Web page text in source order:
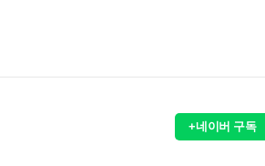
+네이버 구독